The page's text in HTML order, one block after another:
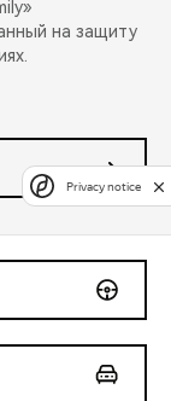
на защиту
Privacy notice